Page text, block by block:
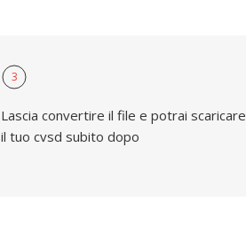
3
Lascia convertire il file e potrai scaricare
il tuo cvsd subito dopo